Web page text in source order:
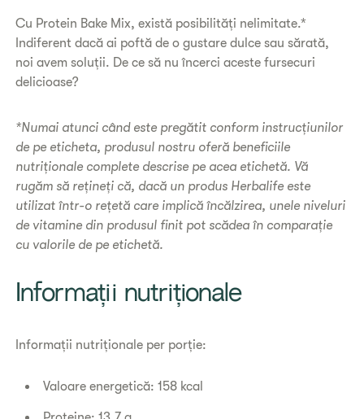
Cu Protein Bake Mix, există posibilități nelimitate.*
Indiferent dacă ai poftă de o gustare dulce sau sărată,
noi avem soluții. De ce să nu încerci aceste fursecuri
delicioase?
*Numai atunci când este pregătit conform instrucțiunilor
de pe eticheta, produsul nostru oferă beneficiile
nutriționale complete descrise pe acea etichetă. Vă
rugăm să rețineți că, dacă un produs Herbalife este
utilizat într-o rețetă care implică încălzirea, unele niveluri
de vitamine din produsul finit pot scădea în comparație
cu valorile de pe etichetă.
Informații nutriționale
Informații nutriționale per porție:
Valoare energetică: 158 kcal